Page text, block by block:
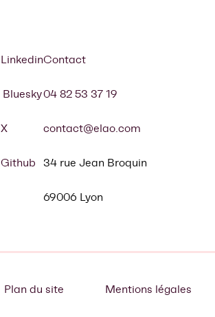
Linkedin
Bluesky
X
Github
Contact
04 82 53 37 19
contact@elao.com
34 rue Jean Broquin
69006 Lyon
Plan du site Mentions légales